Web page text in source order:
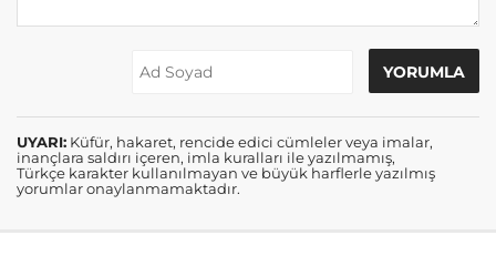
UYARI: Küfür, hakaret, rencide edici cümleler veya imalar,
inançlara saldırı içeren, imla kuralları ile yazılmamış,
Türkçe karakter kullanılmayan ve büyük harflerle yazılmış
yorumlar onaylanmamaktadır.